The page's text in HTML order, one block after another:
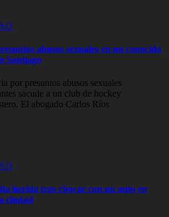
abusos sexuales en un conocido
Santiago
por presuntos abusos sexuales
sacude a un club de hockey
El abogado Carlos Ríos
herida tras chocar con un auto en
ciudad